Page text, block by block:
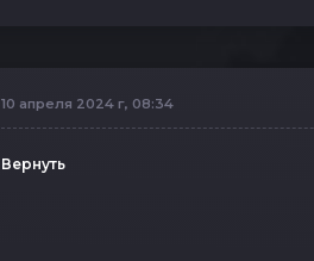
10 апреля 2024 г, 08:34
Вернуть